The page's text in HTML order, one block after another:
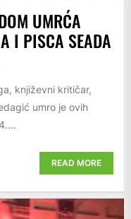
UMRĆA
I PISCA SEADA
književni kritičar,
umro je ovih
READ MORE